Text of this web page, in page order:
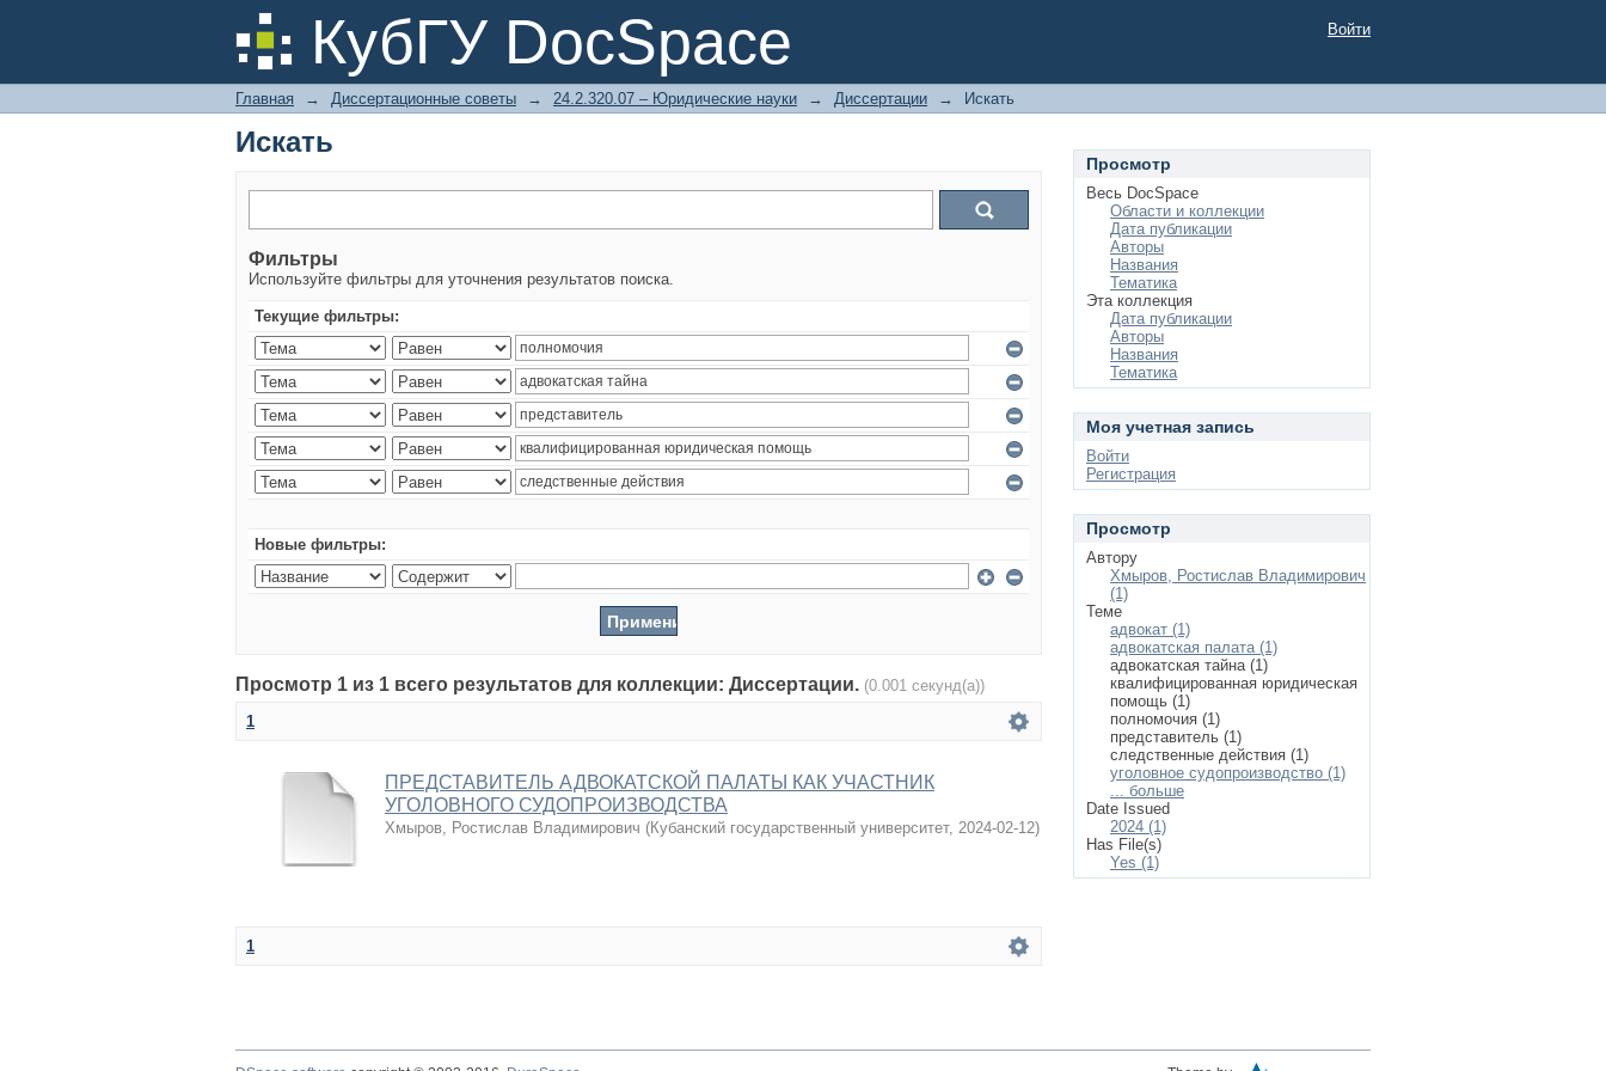
КубГУ DocSpace
Искать Войти
Главная → Диссертационные советы → 24.2.320.07 – Юридические науки → Диссертации → Искать
Искать
Фильтры
Используйте фильтры для уточнения результатов поиска.
Текущие фильтры:
Новые фильтры:
Просмотр 1 из 1 всего результатов для коллекции: Диссертации. (0.001 секунд(а))
1
ПРЕДСТАВИТЕЛЬ АДВОКАТСКОЙ ПАЛАТЫ КАК УЧАСТНИК
УГОЛОВНОГО СУДОПРОИЗВОДСТВА
Хмыров, Ростислав Владимирович (Кубанский государственный университет, 2024-02-12)
1
Просмотр
Весь DocSpace
Области и коллекции
Дата публикации
Авторы
Названия
Тематика
Эта коллекция
Дата публикации
Авторы
Названия
Тематика
Моя учетная запись
Войти
Регистрация
Просмотр
Автору
Хмыров, Ростислав Владимирович
(1)
Теме
адвокат (1)
адвокатская палата (1)
адвокатская тайна (1)
квалифицированная юридическая
помощь (1)
полномочия (1)
представитель (1)
следственные действия (1)
уголовное судопроизводство (1)
... больше
Date Issued
2024 (1)
Has File(s)
Yes (1)